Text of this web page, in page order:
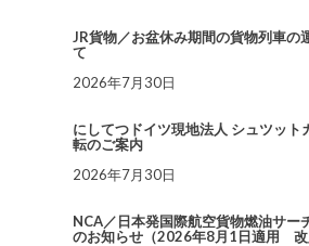
JR貨物／お盆休み期間の貨物列車の
て
2026年7月30日
にしてつドイツ現地法人 シュツット
転のご案内
2026年7月30日
NCA／日本発国際航空貨物燃油サー
のお知らせ（2026年8月1日適用 改